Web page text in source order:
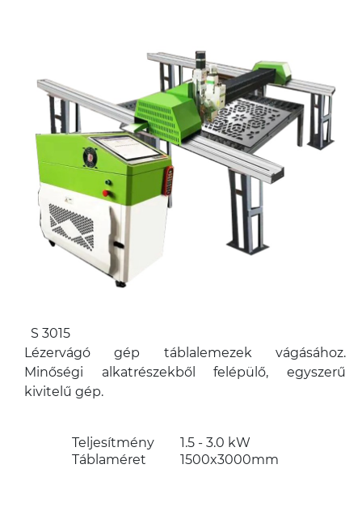
S 3015
Lézervágó gép táblalemezek vágásához.
Minőségi alkatrészekből felépülő, egyszerű
kivitelű gép.
Teljesítmény
1.5 - 3.0 kW
Táblaméret
1500x3000mm